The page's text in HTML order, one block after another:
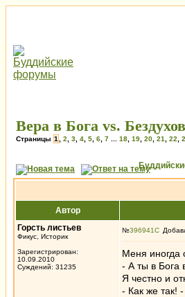
Вера в Бога vs.
Страницы 1 2 3 4 5 6 7 18 19 20 21 22
Автор
Горсть листьев
Фикус, Историк
Зарегистрирован:
10.09.2010
Суждений: 31235
№396941
Меня иногда
- А ты в Бога
Я честно и
- Как же так!